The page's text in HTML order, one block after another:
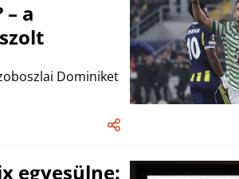
a
Dominiket
egyesülne: